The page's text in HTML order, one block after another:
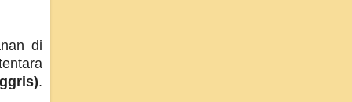
di
.